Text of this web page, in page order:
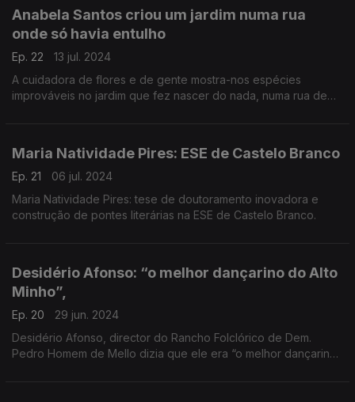
Anabela Santos criou um jardim numa rua
onde só havia entulho
Ep. 22
13 jul. 2024
A cuidadora de flores e de gente mostra-nos espécies
improváveis no jardim que fez nascer do nada, numa rua de
Maria Natividade Pires: ESE de Castelo Branco
Ep. 21
06 jul. 2024
Maria Natividade Pires: tese de doutoramento inovadora e
construção de pontes literárias na ESE de Castelo Branco.
Desidério Afonso: “o melhor dançarino do Alto
Minho”,
Ep. 20
29 jun. 2024
Desidério Afonso, director do Rancho Folclórico de Dem.
Pedro Homem de Mello dizia que ele era “o melhor dançarino